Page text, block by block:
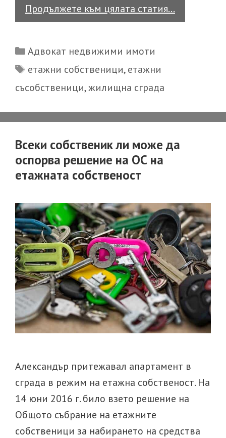
Продължете към цялата статия…
е
всички
от
мястото,
в
което
е
изградена
тяхната
сграда?
Categories
Адвокат недвижими имоти
Tags
етажни собственици,етажни
съсобственици,жилищна сграда
Всеки собственик ли може да
оспорва решение на ОС на
етажната собственост
Александър притежавал апартамент в
сграда в режим на етажна собственост. На
14 юни 2016 г. било взето решение на
Общото събрание на етажните
собственици за набирането на средства